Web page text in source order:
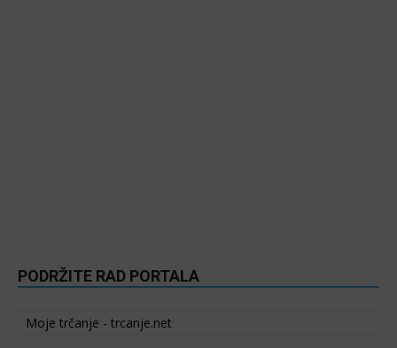
PODRŽITE RAD PORTALA
Moje trčanje - trcanje.net